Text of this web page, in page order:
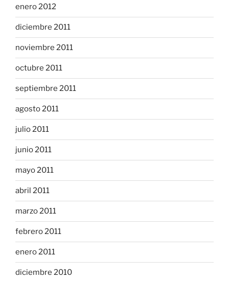
enero 2012
diciembre 2011
noviembre 2011
octubre 2011
septiembre 2011
agosto 2011
julio 2011
junio 2011
mayo 2011
abril 2011
marzo 2011
febrero 2011
enero 2011
diciembre 2010